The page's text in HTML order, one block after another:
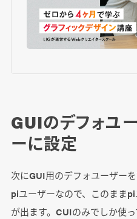
GUIのデフォユ
ーに設定
次にGUI用のデフォユーザー
piユーザーなので、このまま
が出ます。CUIのみでしか使